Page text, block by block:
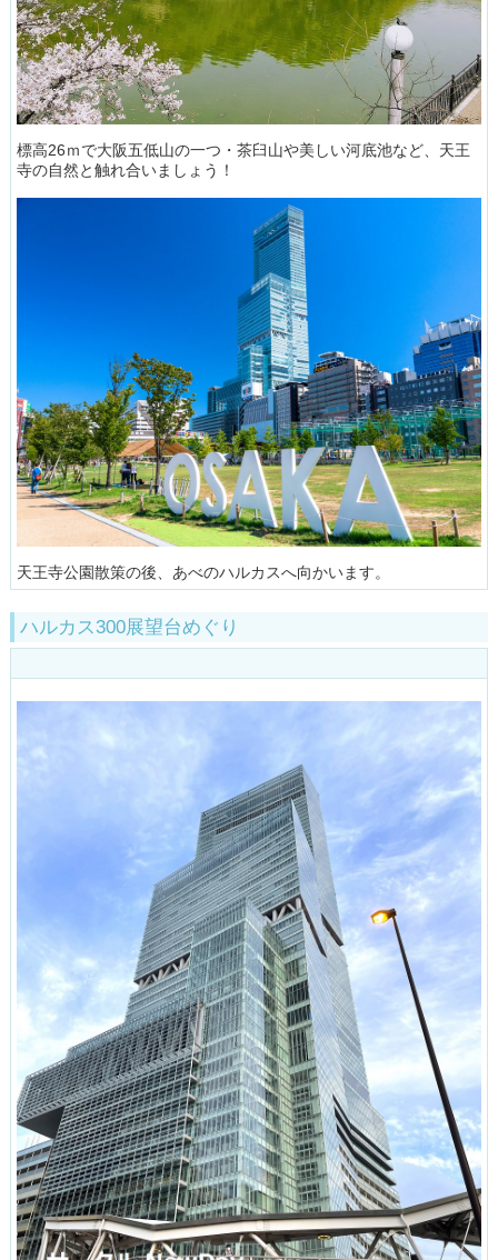
標高26ｍで大阪五低山の一つ・茶臼山や美しい河底池など、天王
寺の自然と触れ合いましょう！
天王寺公園散策の後、あべのハルカスへ向かいます。
ハルカス300展望台めぐり